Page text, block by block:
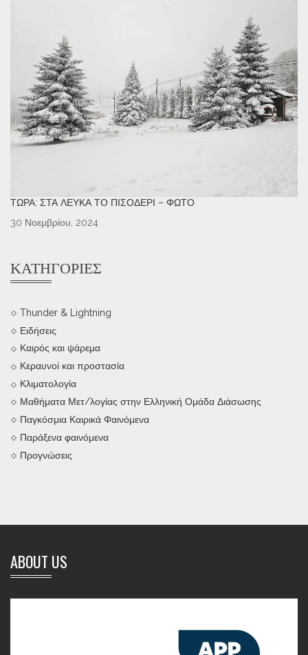
ΤΏΡΑ: ΣΤΑ ΛΕΥΚΆ ΤΟ ΠΙΣΟΔΈΡΙ – ΦΩΤΌ
30 Νοεμβρίου, 2024
ΚΑΤΗΓΟΡΊΕΣ
Thunder & Lightning
Ειδήσεις
Καιρός και ψάρεμα
Κεραυνοί και προστασία
Κλιματολογία
Μαθήματα Μετ/λογίας στην Ελληνική Ομάδα Διάσωσης
Παγκόσμια Καιρικά Φαινόμενα
Παράξενα φαινόμενα
Προγνώσεις
ABOUT US